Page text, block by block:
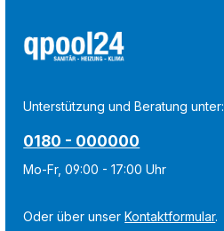
Unterstützung und Beratung unter:
0180 - 000000
Mo-Fr, 09:00 - 17:00 Uhr
Oder über unserKontaktformular.